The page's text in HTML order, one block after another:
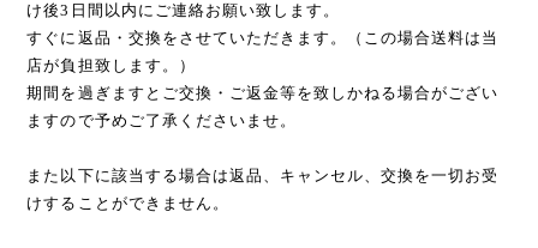
け後3日間以内にご連絡お願い致します。
すぐに返品・交換をさせていただきます。（この場合送料は当
店が負担致します。）
期間を過ぎますとご交換・ご返金等を致しかねる場合がござい
ますので予めご了承くださいませ。
また以下に該当する場合は返品、キャンセル、交換を一切お受
けすることができません。